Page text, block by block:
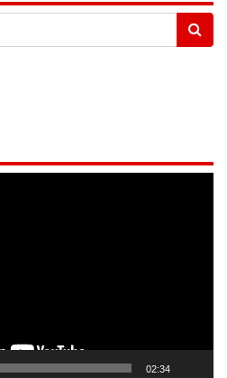
02:34